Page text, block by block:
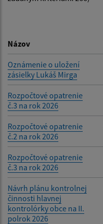
Filtrovať
Názov
Oznámenie o uložení
zásielky Lukáš Mirga
Rozpočtové opatrenie
č.3 na rok 2026
Rozpočtové opatrenie
č.2 na rok 2026
Rozpočtové opatrenie
č.3 na rok 2026
Návrh plánu kontrolnej
činnosti hlavnej
kontrolórky obce na II.
polrok 2026